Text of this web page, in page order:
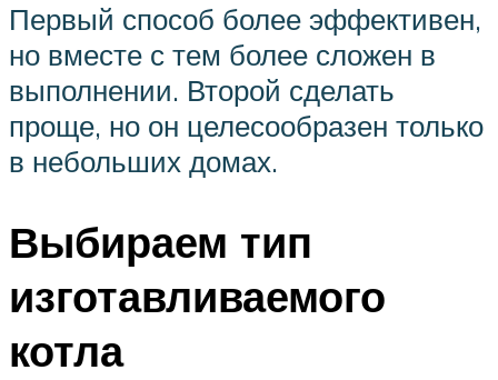
Первый способ более эффективен,
но вместе с тем более сложен в
выполнении. Второй сделать
проще, но он целесообразен только
в небольших домах.
Выбираем тип
изготавливаемого
котла